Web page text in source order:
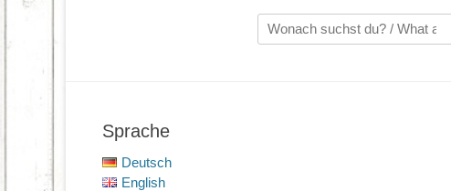
Suche
nach:
Sprache
Deutsch
English